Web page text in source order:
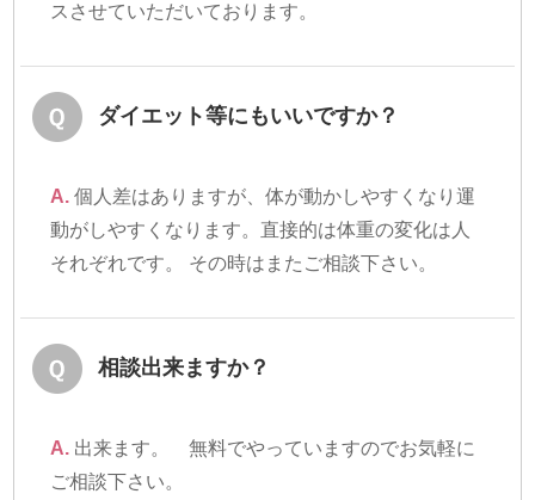
スさせていただいております。
ダイエット等にもいいですか？
A.個人差はありますが、体が動かしやすくなり運
動がしやすくなります。直接的は体重の変化は人
それぞれです。 その時はまたご相談下さい。
相談出来ますか？
A. 出来ます。 無料でやっていますのでお気軽に
ご相談下さい。